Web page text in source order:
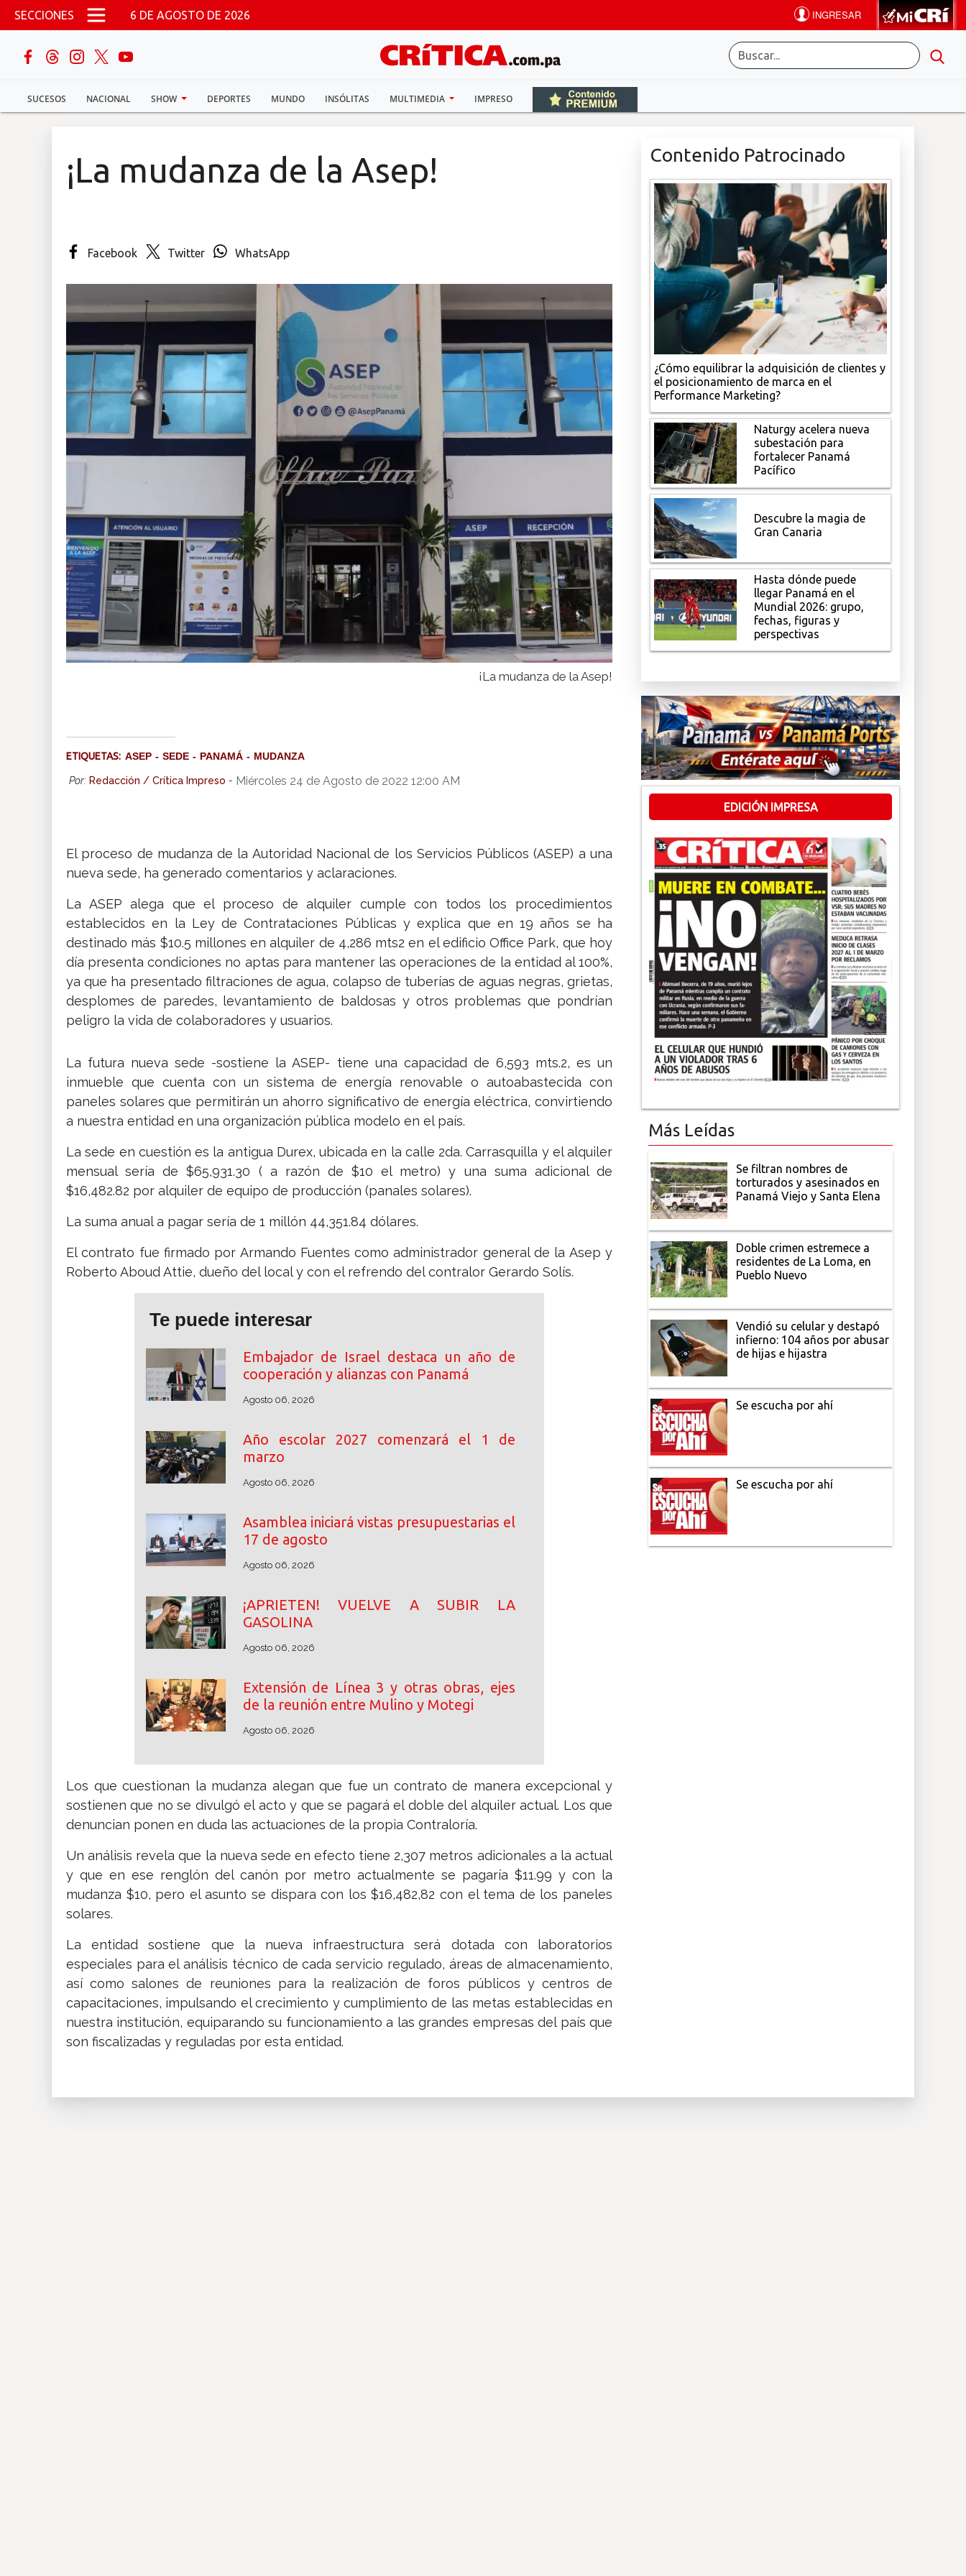
Pasar al contenido principal
SECCIONES 6 DE AGOSTO DE 2026
SUCESOS NACIONAL SHOW DEPORTES MUNDO INSÓLITAS MULTIMEDIA IMPRESO
buscar
Sucesos
Multimedia
¡La mudanza de la Asep!
Facebook Twitter WhatsApp
¡La mudanza de la Asep!
ETIQUETAS: ASEP SEDE PANAMÁ MUDANZA
Por: Redacción / Crítica Impreso - Miércoles 24 de Agosto de 2022 12:00 AM
El proceso de mudanza de la Autoridad Nacional de los Servicios Públicos (ASEP) a una
nueva sede, ha generado comentarios y aclaraciones.
La ASEP alega que el proceso de alquiler cumple con todos los procedimientos
establecidos en la Ley de Contrataciones Públicas y explica que en 19 años se ha
destinado más $10.5 millones en alquiler de 4,286 mts2 en el edificio Office Park, que hoy
día presenta condiciones no aptas para mantener las operaciones de la entidad al 100%,
ya que ha presentado filtraciones de agua, colapso de tuberías de aguas negras, grietas,
desplomes de paredes, levantamiento de baldosas y otros problemas que pondrían
peligro la vida de colaboradores y usuarios.
La futura nueva sede -sostiene la ASEP- tiene una capacidad de 6,593 mts.2, es un
inmueble que cuenta con un sistema de energía renovable o autoabastecida con
paneles solares que permitirán un ahorro significativo de energía eléctrica, convirtiendo
a nuestra entidad en una organización pública modelo en el país.
La sede en cuestión es la antigua Durex, ubicada en la calle 2da. Carrasquilla y el alquiler
mensual sería de $65,931.30 ( a razón de $10 el metro) y una suma adicional de
$16,482.82 por alquiler de equipo de producción (panales solares).
La suma anual a pagar sería de 1 millón 44,351.84 dólares.
El contrato fue firmado por Armando Fuentes como administrador general de la Asep y
Roberto Aboud Attie, dueño del local y con el refrendo del contralor Gerardo Solís.
Te puede interesar
Embajador de Israel destaca un año de
cooperación y alianzas con Panamá
Agosto 06, 2026
Año escolar 2027 comenzará el 1 de
marzo
Agosto 06, 2026
Asamblea iniciará vistas presupuestarias el
17 de agosto
Agosto 06, 2026
¡APRIETEN! VUELVE A SUBIR LA
GASOLINA
Agosto 06, 2026
Extensión de Línea 3 y otras obras, ejes
de la reunión entre Mulino y Motegi
Agosto 06, 2026
Los que cuestionan la mudanza alegan que fue un contrato de manera excepcional y
sostienen que no se divulgó el acto y que se pagará el doble del alquiler actual. Los que
denuncian ponen en duda las actuaciones de la propia Contraloría.
Un análisis revela que la nueva sede en efecto tiene 2,307 metros adicionales a la actual
y que en ese renglón del canón por metro actualmente se pagaría $11.99 y con la
mudanza $10, pero el asunto se dispara con los $16,482,82 con el tema de los paneles
solares.
La entidad sostiene que la nueva infraestructura será dotada con laboratorios
especiales para el análisis técnico de cada servicio regulado, áreas de almacenamiento,
así como salones de reuniones para la realización de foros públicos y centros de
capacitaciones, impulsando el crecimiento y cumplimiento de las metas establecidas en
nuestra institución, equiparando su funcionamiento a las grandes empresas del país que
son fiscalizadas y reguladas por esta entidad.
Contenido Patrocinado
¿Cómo equilibrar la adquisición de clientes y
el posicionamiento de marca en el
Performance Marketing?
Naturgy acelera nueva
subestación para
fortalecer Panamá
Pacífico
Descubre la magia de
Gran Canaria
Hasta dónde puede
llegar Panamá en el
Mundial 2026: grupo,
fechas, figuras y
perspectivas
EDICIÓN IMPRESA
Más Leídas
Se filtran nombres de
torturados y asesinados en
Panamá Viejo y Santa Elena
Doble crimen estremece a
residentes de La Loma, en
Pueblo Nuevo
Vendió su celular y destapó
infierno: 104 años por abusar
de hijas e hijastra
Se escucha por ahí
Se escucha por ahí